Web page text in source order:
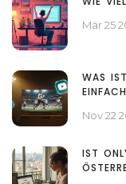
Mär 25
WAS
Nov 22
IST